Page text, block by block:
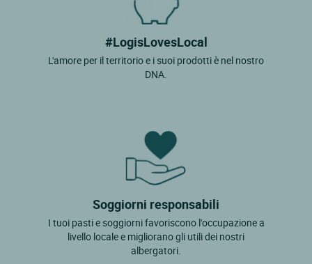
#LogisLovesLocal
L'amore per il territorio e i suoi prodotti è nel nostro
DNA.
Soggiorni responsabili
I tuoi pasti e soggiorni favoriscono l'occupazione a
livello locale e migliorano gli utili dei nostri
albergatori.